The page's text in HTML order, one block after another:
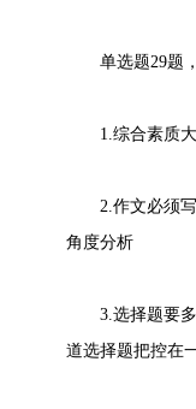
单选题29题，
1.综合素质大
2.作文必须写
角度分析
3.选择题要多
道选择题把控在